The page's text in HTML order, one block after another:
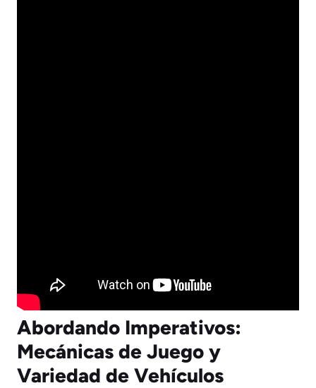
Abordando Imperativos:
Mecánicas de Juego y
Variedad de Vehículos